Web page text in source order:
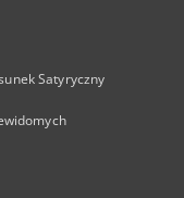
Satyryczny